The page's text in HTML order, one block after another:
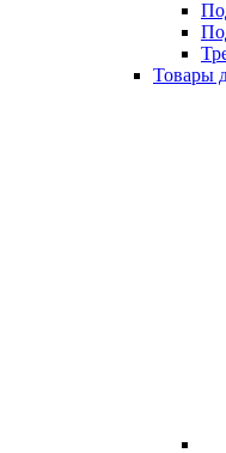
Товары